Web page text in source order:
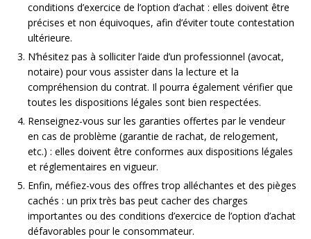
conditions d’exercice de l’option d’achat : elles doivent être
précises et non équivoques, afin d’éviter toute contestation
ultérieure.
N’hésitez pas à solliciter l’aide d’un professionnel (avocat,
notaire) pour vous assister dans la lecture et la
compréhension du contrat. Il pourra également vérifier que
toutes les dispositions légales sont bien respectées.
Renseignez-vous sur les garanties offertes par le vendeur
en cas de problème (garantie de rachat, de relogement,
etc.) : elles doivent être conformes aux dispositions légales
et réglementaires en vigueur.
Enfin, méfiez-vous des offres trop alléchantes et des pièges
cachés : un prix très bas peut cacher des charges
importantes ou des conditions d’exercice de l’option d’achat
défavorables pour le consommateur.